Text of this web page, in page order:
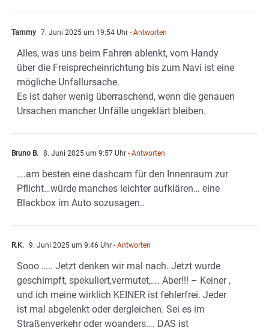
Tammy 7. Juni 2025 um 19:54 Uhr - Antworten
Alles, was uns beim Fahren ablenkt, vom Handy
über die Freisprecheinrichtung bis zum Navi ist eine
mögliche Unfallursache.
Es ist daher wenig überraschend, wenn die genauen
Ursachen mancher Unfälle ungeklärt bleiben.
Bruno B. 8. Juni 2025 um 9:57 Uhr - Antworten
….am besten eine dashcam für den Innenraum zur
Pflicht…würde manches leichter aufklären… eine
Blackbox im Auto sozusagen..
R.K. 9. Juni 2025 um 9:46 Uhr - Antworten
Sooo ….. Jetzt denken wir mal nach. Jetzt wurde
geschimpft, spekuliert,vermutet,…. Aber!!! – Keiner ,
und ich meine wirklich KEINER ist fehlerfrei. Jeder
ist mal abgelenkt oder dergleichen. Sei es im
Straßenverkehr oder woanders…. DAS ist